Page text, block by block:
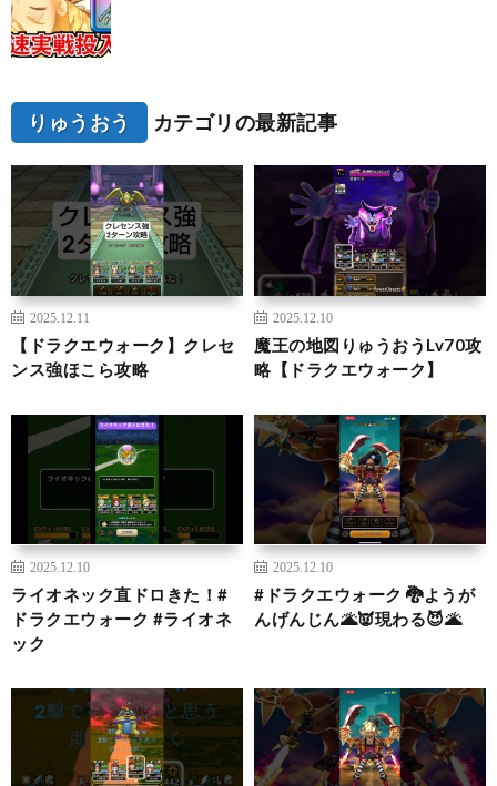
りゅうおう カテゴリの最新記事
2025.12.11
【ドラクエウォーク】クレセ
ンス強ほこら攻略
2025.12.10
魔王の地図りゅうおうLv70攻
略【ドラクエウォーク】
2025.12.10
ライオネック直ドロきた！#
ドラクエウォーク #ライオネ
ック
2025.12.10
#ドラクエウォーク 🐉ようが
んげんじん🌋👿現わる😈🌋